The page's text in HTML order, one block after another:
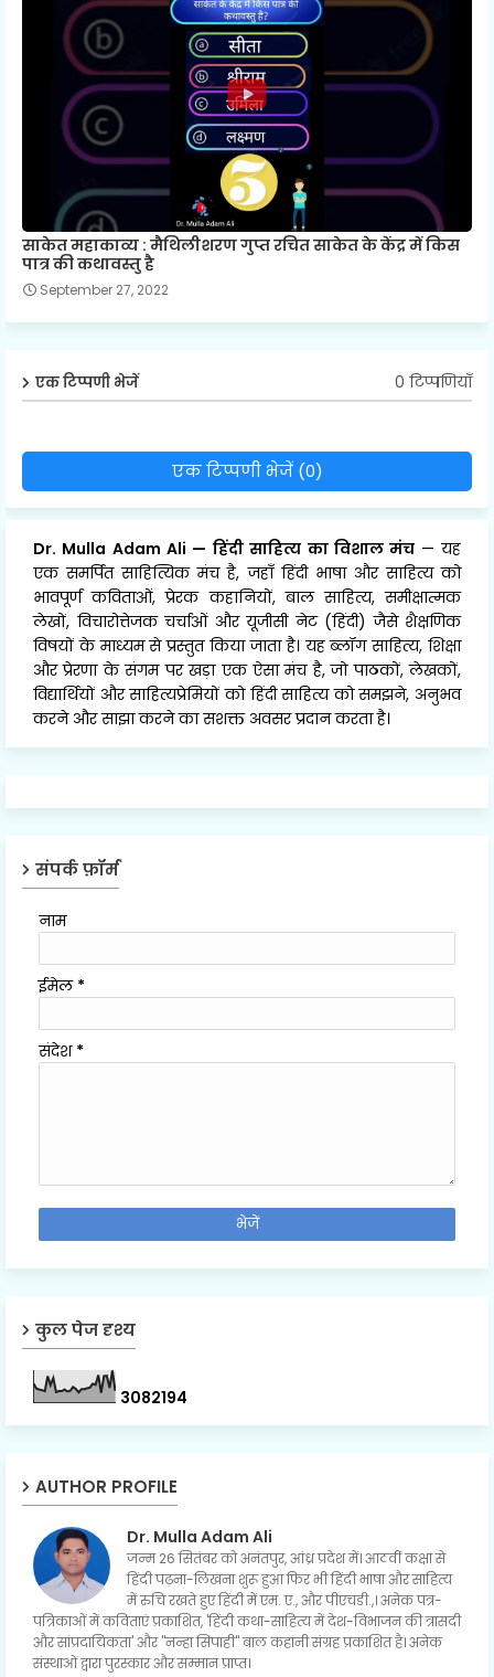
साकेत महाकाव्य : मैथिलीशरण गुप्त रचित साकेत के केंद्र में किस
पात्र की कथावस्तु है
September 27, 2022
एक टिप्पणी भेजें 0 टिप्पणियाँ
एक टिप्पणी भेजें (0)
Dr. Mulla Adam Ali — हिंदी साहित्य का विशाल मंच — यह
एक समर्पित साहित्यिक मंच है, जहाँ हिंदी भाषा और साहित्य को
भावपूर्ण कविताओं, प्रेरक कहानियों, बाल साहित्य, समीक्षात्मक
लेखों, विचारोत्तेजक चर्चाओं और यूजीसी नेट (हिंदी) जैसे शैक्षणिक
विषयों के माध्यम से प्रस्तुत किया जाता है। यह ब्लॉग साहित्य, शिक्षा
और प्रेरणा के संगम पर खड़ा एक ऐसा मंच है, जो पाठकों, लेखकों,
विद्यार्थियों और साहित्यप्रेमियों को हिंदी साहित्य को समझने, अनुभव
करने और साझा करने का सशक्त अवसर प्रदान करता है।
संपर्क फ़ॉर्म
नाम
ईमेल *
संदेश *
कुल पेज दृश्य
3082194
AUTHOR PROFILE
Dr. Mulla Adam Ali
जन्म 26 सितंबर को अनंतपुर, आंध्र प्रदेश में। आठवीं कक्षा से
हिंदी पढ़ना-लिखना शुरू हुआ फिर भी हिंदी भाषा और साहित्य
में रुचि रखते हुए हिंदी में एम. ए., और पीएचडी.,। अनेक पत्र-
पत्रिकाओं में कविताएं प्रकाशित, 'हिंदी कथा-साहित्य में देश-विभाजन की त्रासदी
और सांप्रदायिकता' और "नन्हा सिपाही" बाल कहानी संग्रह प्रकाशित है। अनेक
संस्थाओं द्वारा पुरस्कार और सम्मान प्राप्त।